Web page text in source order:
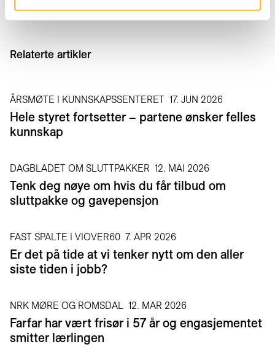
Relaterte artikler
ÅRSMØTE I KUNNSKAPSSENTERET 17. JUN 2026
Hele styret fortsetter – partene ønsker felles
kunnskap
DAGBLADET OM SLUTTPAKKER 12. MAI 2026
Tenk deg nøye om hvis du får tilbud om
sluttpakke og gavepensjon
FAST SPALTE I VIOVER60 7. APR 2026
Er det på tide at vi tenker nytt om den aller
siste tiden i jobb?
NRK MØRE OG ROMSDAL 12. MAR 2026
Farfar har vært frisør i 57 år og engasjementet
smitter lærlingen